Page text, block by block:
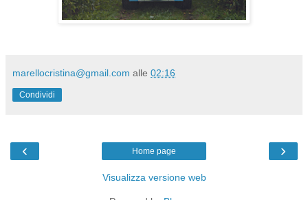
marellocristina@gmail.com alle 02:16
Condividi
‹ ›
Home page
Visualizza versione web